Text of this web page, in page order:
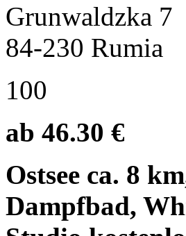
Grunwaldzka 7
84-230 Rumia
100
ab 46.30 €
Ostsee ca. 8
Dampfbad,